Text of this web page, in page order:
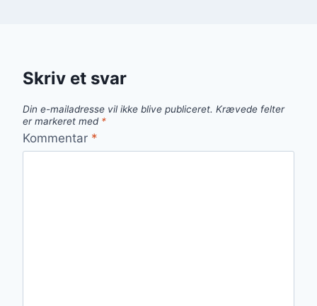
Skriv et svar
Din e-mailadresse vil ikke blive publiceret. Krævede felter
er markeret med *
Kommentar *